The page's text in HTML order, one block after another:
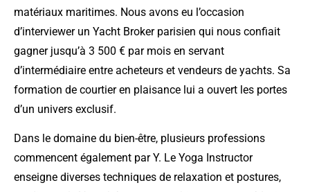
matériaux maritimes. Nous avons eu l’occasion
d’interviewer un Yacht Broker parisien qui nous confiait
gagner jusqu’à 3 500 € par mois en servant
d’intermédiaire entre acheteurs et vendeurs de yachts. Sa
formation de courtier en plaisance lui a ouvert les portes
d’un univers exclusif.
Dans le domaine du bien-être, plusieurs professions
commencent également par Y. Le Yoga Instructor
enseigne diverses techniques de relaxation et postures,